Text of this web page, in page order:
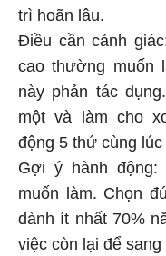
trì hoãn lâu.
Điều cần cảnh
cao thường muốn
này phản tác
một và làm cho
động 5 thứ cùng lúc
Gợi ý hành
muốn làm. Chọn
dành ít nhất 70%
việc còn lại để sang